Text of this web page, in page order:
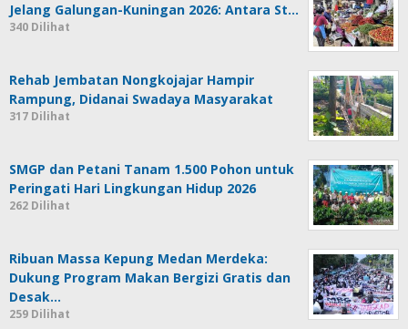
Jelang Galungan-Kuningan 2026: Antara St…
340 Dilihat
Rehab Jembatan Nongkojajar Hampir
Rampung, Didanai Swadaya Masyarakat
317 Dilihat
SMGP dan Petani Tanam 1.500 Pohon untuk
Peringati Hari Lingkungan Hidup 2026
262 Dilihat
Ribuan Massa Kepung Medan Merdeka:
Dukung Program Makan Bergizi Gratis dan
Desak…
259 Dilihat